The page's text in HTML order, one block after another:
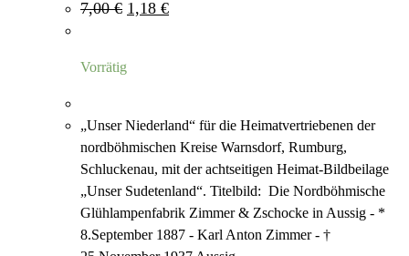
7,00€ Ursprünglicher
Preis
1,18 €Aktueller
Preis
Vorrätig
„Unser Niederland“ für die Heimatvertriebenen der
nordböhmischen Kreise Warnsdorf, Rumburg,
Schluckenau, mit der achtseitigen Heimat-Bildbeilage
„Unser Sudetenland“. Titelbild: Die Nordböhmische
Glühlampenfabrik Zimmer & Zschocke in Aussig - *
8.September 1887 - Karl Anton Zimmer - †